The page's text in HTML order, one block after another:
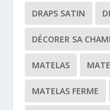
DRAPS SATIN
DÉCORER SA
MATELAS
MATELAS FERME